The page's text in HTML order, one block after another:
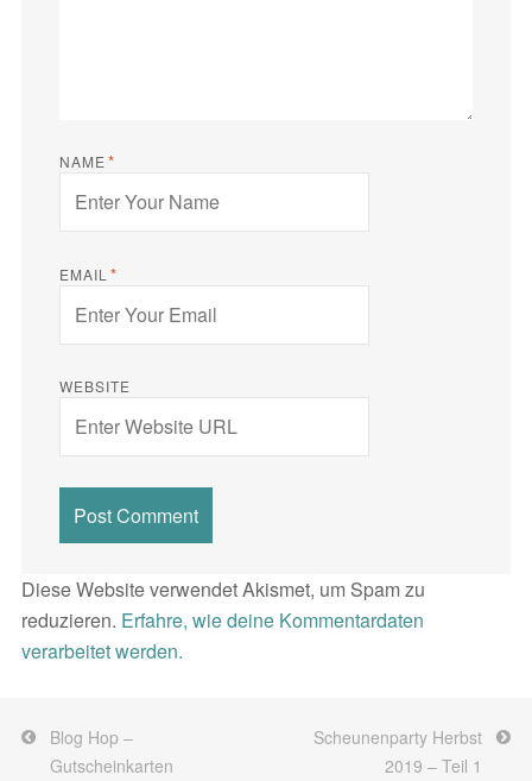
NAME *
EMAIL *
WEBSITE
Diese Website verwendet Akismet, um Spam zu
reduzieren. Erfahre, wie deine Kommentardaten
verarbeitet werden.
Blog Hop –
Gutscheinkarten
Scheunenparty Herbst
2019 – Teil 1